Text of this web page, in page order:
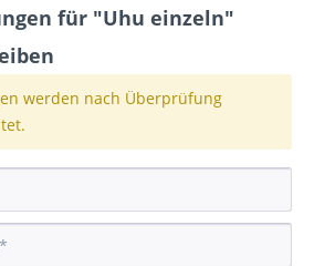
für "Uhu einzeln"
werden nach Überprüfung